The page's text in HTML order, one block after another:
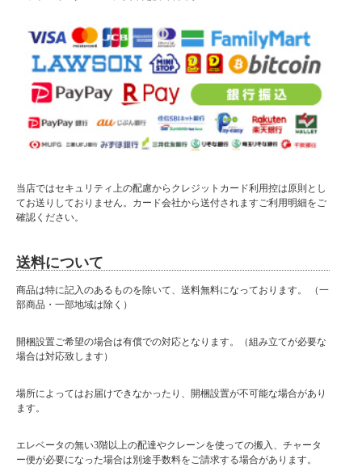
■詳細についてはPC表示で確認いただけます
■ 送料無料にて配達 ■
北海道・東北・沖縄・離島の方は送料がかかりますので"■送料について（一部地域
※対象地域でお選びいただけなかった場合でも、送料を加算させていただきます。
ご了承ください。
※送料は自動計算ではございませんので、送料をご承諾されましたら、注文承諾メ
ールにて合計金額をお知らせいたします。
シンプルでお洒落なTVボードです。
お部屋の雰囲気に合わせてブラウンとナチュラルの2色からお選びいただけます。
当店ではセキュリティ上の配慮からクレジットカード利用控は原則とし
てお送りしておりません。カード会社から送付されますご利用明細をご
確認ください。
送料について
商品は特に記入のあるものを除いて、送料無料になっております。 （一
部商品・一部地域は除く）
開梱設置ご希望の場合は有償での対応となります。（組み立てが必要な
場合は対応致します）
場所によってはお届けできなかったり、開梱設置が不可能な場合があり
ます。
エレベータの無い3階以上の配達やクレーンを使っての搬入、チャータ
ー便が必要になった場合は別途手数料をご請求する場合があります。